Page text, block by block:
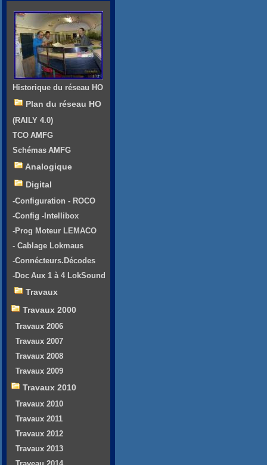
Historique du réseau HO
Plan du réseau HO
(RAILY 4.0)
TCO AMFG
Schémas AMFG
Analogique
Digital
-Configuration - ROCO
-Config -Intellibox
-Prog Moteur LEMACO
- Cablage Lokmaus
-Connécteurs.Décodes
-Doc Aux 1 à 4 LokSound
Travaux
Travaux 2000
Travaux 2006
Travaux 2007
Travaux 2008
Travaux 2009
Travaux 2010
Travaux 2010
Travaux 2011
Travaux 2012
Travaux 2013